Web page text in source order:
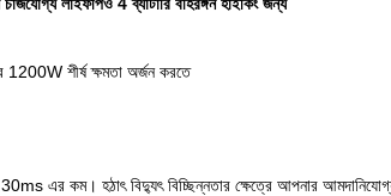
1200W শীর্ষ ক্ষমতা অর্জন করতে
এর কম। হঠাৎ বিদ্যুৎ বিচ্ছিন্নতার ক্ষেত্রে আপনার